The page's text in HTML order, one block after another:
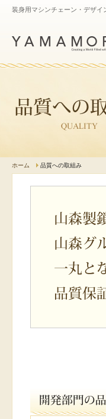
装身用マシンチェーン・デザ
ホーム 品質への取組み